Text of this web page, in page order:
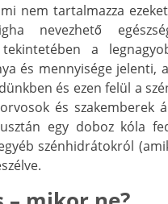
nem tartalmazza
nevezhető
a
és mennyisége jelenti,
és ezen felül a
és szakemberek
egy doboz kóla
szénhidrátokról